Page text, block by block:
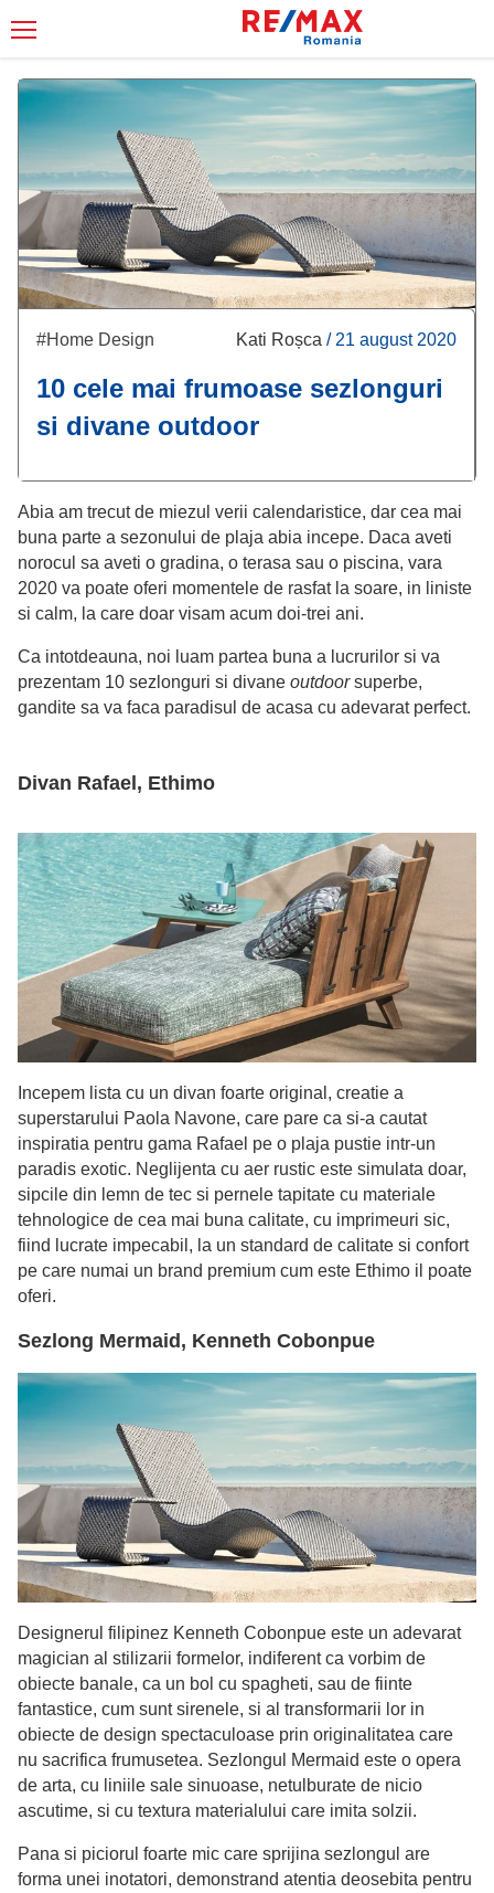
#Home Design Kati Roșca / 21 august 2020
10 cele mai frumoase sezlonguri
si divane outdoor
Abia am trecut de miezul verii calendaristice, dar cea mai
buna parte a sezonului de plaja abia incepe. Daca aveti
norocul sa aveti o gradina, o terasa sau o piscina, vara
2020 va poate oferi momentele de rasfat la soare, in liniste
si calm, la care doar visam acum doi-trei ani.
Ca intotdeauna, noi luam partea buna a lucrurilor si va
prezentam 10 sezlonguri si divane outdoorsuperbe,
gandite sa va faca paradisul de acasa cu adevarat perfect.
Divan Rafael, Ethimo
Incepem lista cu un divan foarte original, creatie a
superstarului Paola Navone, care pare ca si-a cautat
inspiratia pentru gama Rafael pe o plaja pustie intr-un
paradis exotic. Neglijenta cu aer rustic este simulata doar,
sipcile din lemn de tec si pernele tapitate cu materiale
tehnologice de cea mai buna calitate, cu imprimeuri sic,
fiind lucrate impecabil, la un standard de calitate si confort
pe care numai un brand premium cum este Ethimo il poate
oferi.
Sezlong Mermaid, Kenneth Cobonpue
Designerul filipinez Kenneth Cobonpue este un adevarat
magician al stilizarii formelor, indiferent ca vorbim de
obiecte banale, ca un bol cu spagheti, sau de fiinte
fantastice, cum sunt sirenele, si al transformarii lor in
obiecte de design spectaculoase prin originalitatea care
nu sacrifica frumusetea. Sezlongul Mermaid este o opera
de arta, cu liniile sale sinuoase, netulburate de nicio
ascutime, si cu textura materialului care imita solzii.
Pana si piciorul foarte mic care sprijina sezlongul are
forma unei inotatori, demonstrand atentia deosebita pentru